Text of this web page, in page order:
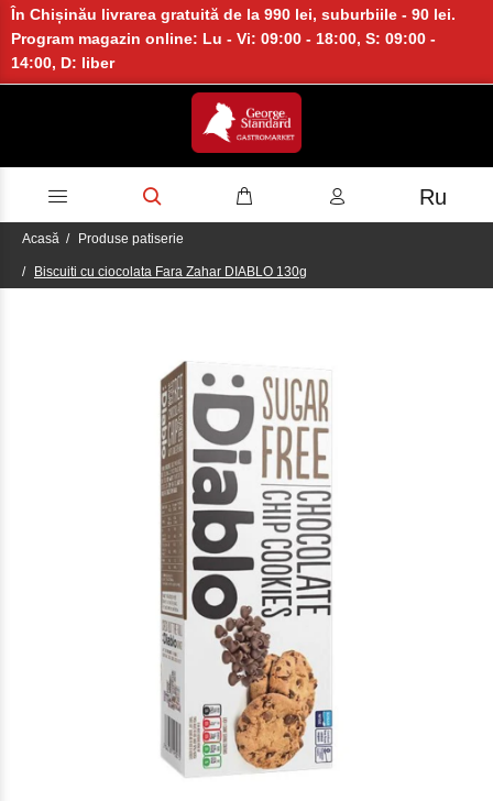
În Chișinău livrarea gratuită de la 990 lei, suburbiile - 90 lei.
Program magazin online: Lu - Vi: 09:00 - 18:00, S: 09:00 -
14:00, D: liber
Ru
Acasă Produse patiserie
Biscuiti cu ciocolata Fara Zahar DIABLO 130g